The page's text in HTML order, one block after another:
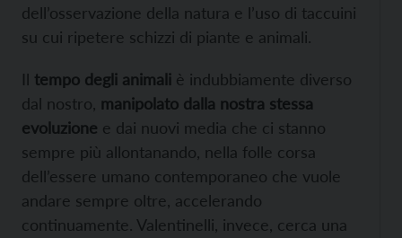
dell’osservazione della natura e l’uso di taccuini
su cui ripetere schizzi di piante e animali.
Il tempo degli animali è indubbiamente diverso
dal nostro, manipolato dalla nostra stessa
evoluzione e dai nuovi media che ci stanno
sempre più allontanando, nella folle corsa
dell’essere umano contemporaneo che vuole
andare sempre oltre, accelerando
continuamente. Valentinelli, invece, cerca una